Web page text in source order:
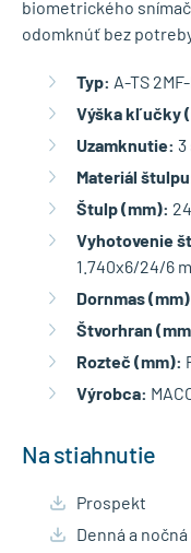
biometrického
odomknúť bez
Typ: A-TS
Výška kľučky
Uzamknutie:
Materiál
Štulp (mm):
Vyhotovenie
1.740x6/24/6
Dornmas
Štvorhran
Rozteč (mm):
Výrobca:
Na stiahnutie
Prospekt
Denná a